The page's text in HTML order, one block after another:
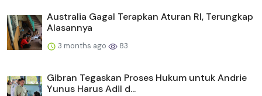
Australia Gagal Terapkan Aturan RI, Terungkap
Alasannya
3 months ago 83
Gibran Tegaskan Proses Hukum untuk Andrie
Yunus Harus Adil d...